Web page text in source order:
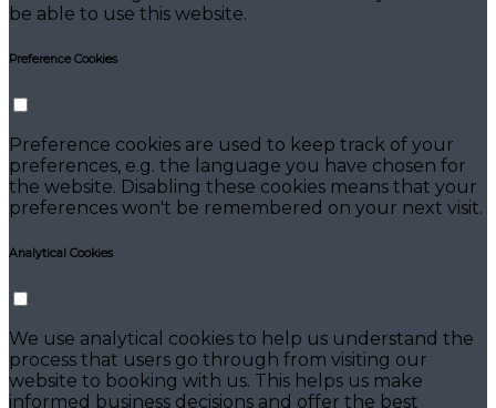
be able to use this website.
Preference Cookies
Preference cookies are used to keep track of your
preferences, e.g. the language you have chosen for
the website. Disabling these cookies means that your
preferences won't be remembered on your next visit.
Analytical Cookies
We use analytical cookies to help us understand the
process that users go through from visiting our
website to booking with us. This helps us make
informed business decisions and offer the best